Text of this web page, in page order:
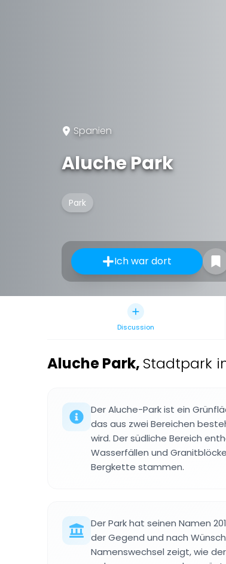
Spanien
Aluche Park
Park
Ich war dort
Discussion
Aluche Park, Stadtpark
Der Aluche-Park ist ein
das aus zwei Bereichen
wird. Der südliche Bereich
Wasserfällen und
Bergkette stammen.
Der Park hat seinen Namen
der Gegend und nach
Namenswechsel zeigt, wie